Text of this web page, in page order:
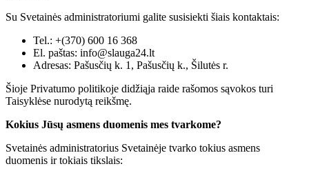
Su Svetainės administratoriumi galite susisiekti šiais kontaktais:
Tel.: +(370) 600 16 368
El. paštas: info@slauga24.lt
Adresas: Pašusčių k. 1, Pašusčių k., Šilutės r.
Šioje Privatumo politikoje didžiąja raide rašomos sąvokos turi
Taisyklėse nurodytą reikšmę.
Kokius Jūsų asmens duomenis mes tvarkome?
Svetainės administratorius Svetainėje tvarko tokius asmens
duomenis ir tokiais tikslais: